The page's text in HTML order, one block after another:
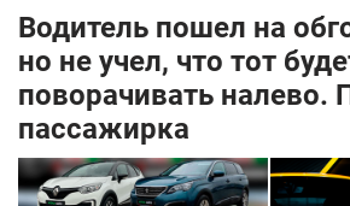
Водитель пошел на
но не учел, что тот
поворачивать налево.
пассажирка